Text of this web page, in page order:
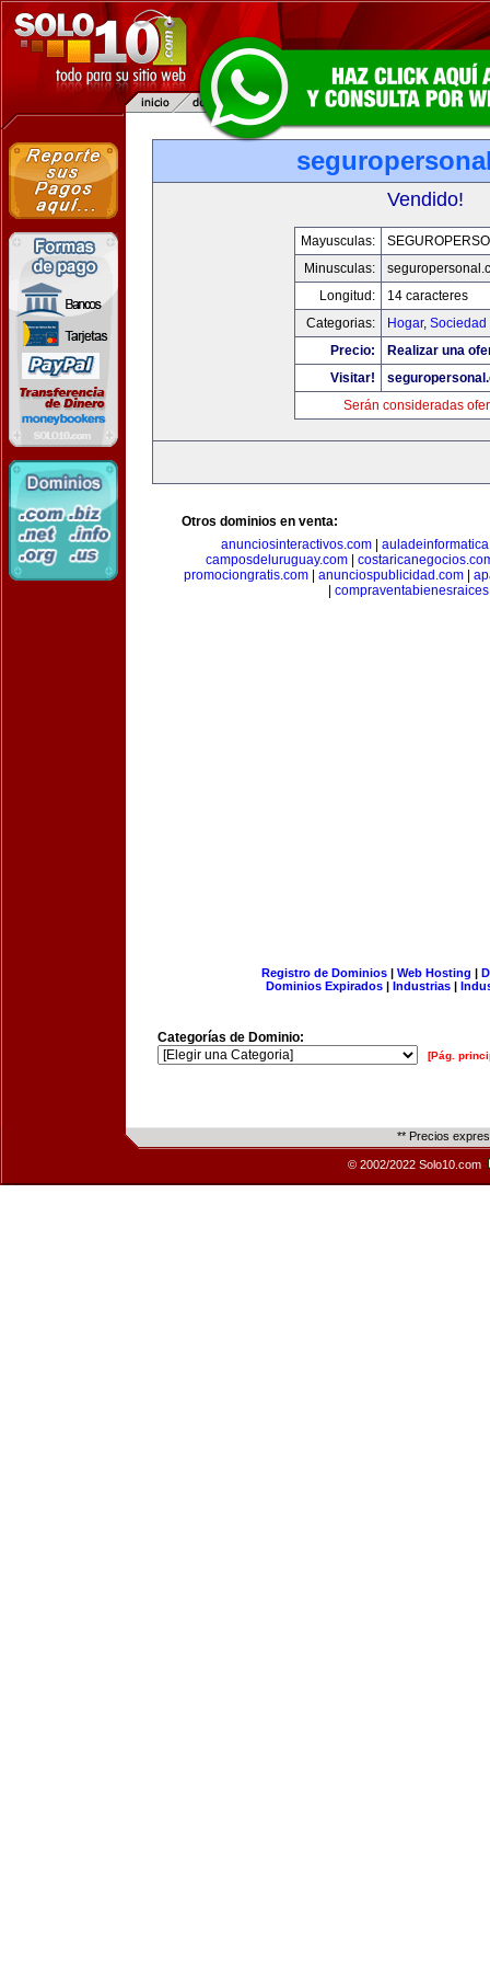
Vendido!
Mayusculas:
Minusculas:
Longitud:
14 caracteres
Categorias:
Hogar, Sociedad
Precio:
Realizar una
Visitar!
Serán consideradas
Otros dominios en venta:
anunciosinteractivos.com|
camposdeluruguay.com|
promociongratis.com
anunciospublicidad.com
Registro de Dominios| Web Hosting |
Dominios Expirados | Industrias |
Categorías de Dominio:
[Pág.
** Precios
© 2002/2022 Solo10.com